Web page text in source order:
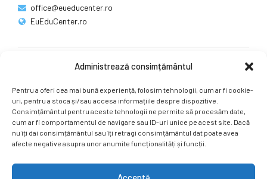
Administrează consimțământul
Pentru a oferi cea mai bună experiență, folosim tehnologii, cum ar fi cookie-
uri, pentru a stoca și/sau accesa informațiile despre dispozitive.
Consimțământul pentru aceste tehnologii ne permite să procesăm date,
cum ar fi comportamentul de navigare sau ID-uri unice pe acest site. Dacă
nu îți dai consimțământul sau îți retragi consimțământul dat poate avea
afecte negative asupra unor anumite funcționalități și funcții.
office@eueducenter.ro
EuEduCenter.ro
Ne puteți găsi și pe rețelele sociale.